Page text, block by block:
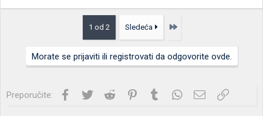
1 od 2 Sledeća Poslednja
Morate se prijaviti ili registrovati da odgovorite ovde.
Preporučite: Facebook
Twitter Reddit PinterestTumblrWhatsApp
Imejl Link